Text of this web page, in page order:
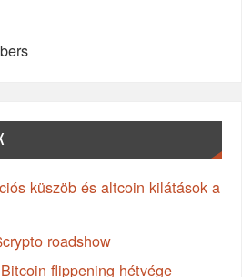
küszöb és altcoin kilátások a
roadshow
flippening hétvége